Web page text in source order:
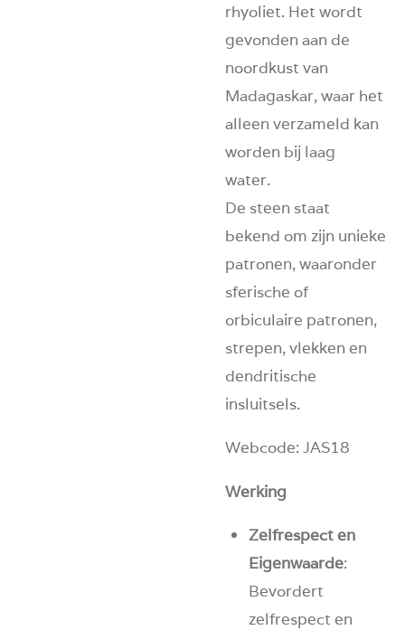
rhyoliet. Het wordt
gevonden aan de
noordkust van
Madagaskar, waar het
alleen verzameld kan
worden bij laag
water.
De steen staat
bekend om zijn unieke
patronen, waaronder
sferische of
orbiculaire patronen,
strepen, vlekken en
dendritische
insluitsels.
Webcode: JAS18
Werking
Zelfrespect en
Eigenwaarde:
Bevordert
zelfrespect en